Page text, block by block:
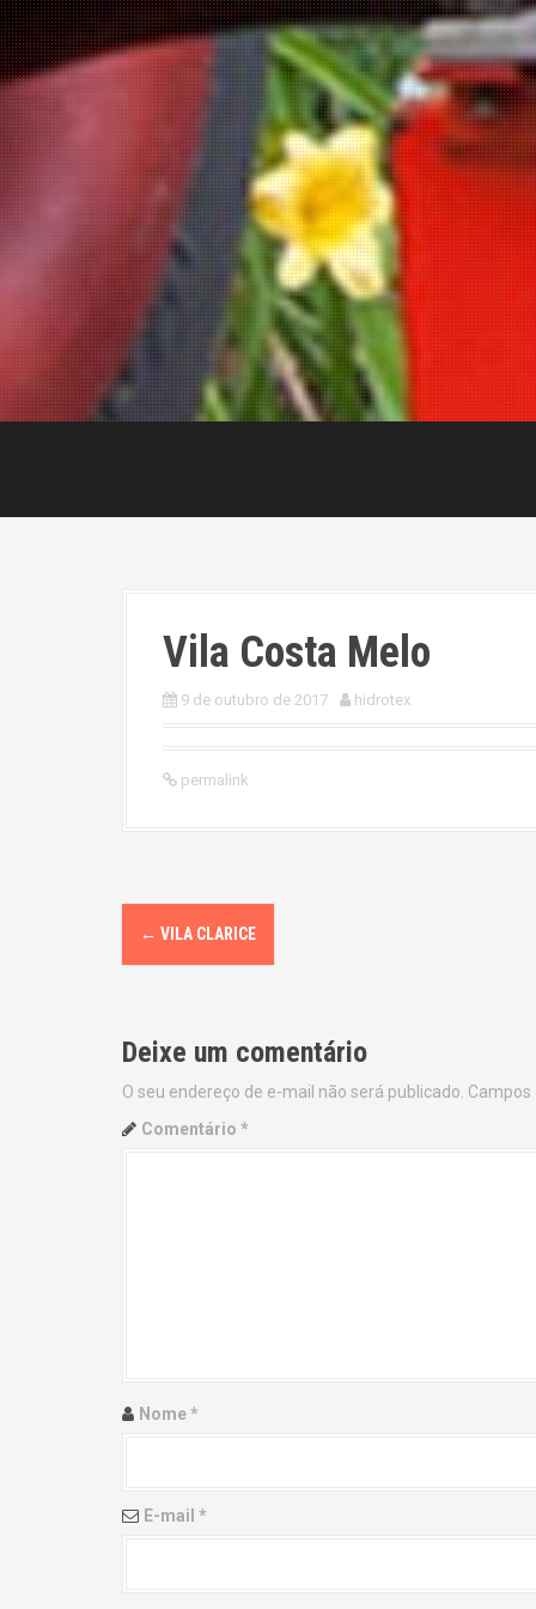
Vila Costa Melo
9 de outubro de 2017 hidrotex
permalink
P
o
t
n
n
← VILA CLARICE
Deixe um comentário
O seu endereço de e-mail não será publicado.
Comentário *
Nome*
E-mail *